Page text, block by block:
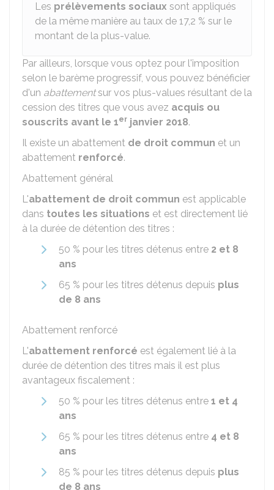
Les prélèvements sociaux sont appliqués
de la même manière au taux de 17,2 % sur le
montant de la plus-value.
Par ailleurs, lorsque vous optez pour l'imposition
selon le barème progressif, vous pouvez bénéficier
d'un abattementsur vos plus-values résultant de la
cession des titres que vous avez acquis ou
souscrits avant le 1er janvier 2018.
Il existe un abattement de droit commun et un
abattement renforcé.
Abattement général
L'abattement de droit commun est applicable
dans toutes les situations et est directement lié
à la durée de détention des titres :
50 % pour les titres détenus entre 2 et 8
ans
65 % pour les titres détenus depuis plus
de 8 ans
Abattement renforcé
L'abattement renforcé est également lié à la
durée de détention des titres mais il est plus
avantageux fiscalement :
50 % pour les titres détenus entre 1 et 4
ans
65 % pour les titres détenus entre 4 et 8
ans
85 % pour les titres détenus depuis plus
de 8 ans